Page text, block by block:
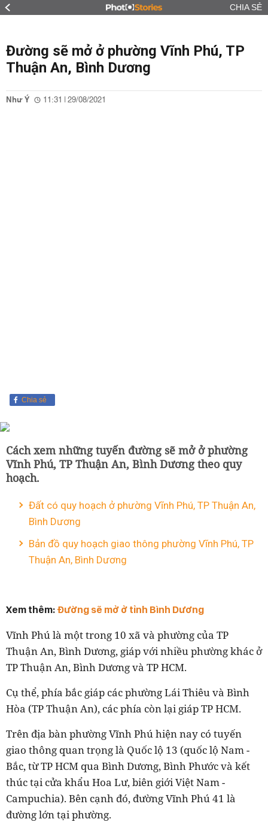
CHIA SẺ
Đường sẽ mở ở phường Vĩnh Phú, TP
Thuận An, Bình Dương
Như Ý 11:31 | 29/08/2021
Chia sẻ
Cách xem những tuyến đường sẽ mở ở phường
Vĩnh Phú, TP Thuận An, Bình Dương theo quy
hoạch.
Đất có quy hoạch ở phường Vĩnh Phú, TP Thuận An,
Bình Dương
Bản đồ quy hoạch giao thông phường Vĩnh Phú, TP
Thuận An, Bình Dương
Xem thêm: Đường sẽ mở ở tỉnh Bình Dương
Vĩnh Phú là một trong 10 xã và phường của TP
Thuận An, Bình Dương, giáp với nhiều phường khác ở
TP Thuận An, Bình Dương và TP HCM.
Cụ thể, phía bắc giáp các phường Lái Thiêu và Bình
Hòa (TP Thuận An), các phía còn lại giáp TP HCM.
Trên địa bàn phường Vĩnh Phú hiện nay có tuyến
giao thông quan trọng là Quốc lộ 13 (quốc lộ Nam -
Bắc, từ TP HCM qua Bình Dương, Bình Phước và kết
thúc tại cửa khẩu Hoa Lư, biên giới Việt Nam -
Campuchia). Bên cạnh đó, đường Vĩnh Phú 41 là
đường lớn tại phường.